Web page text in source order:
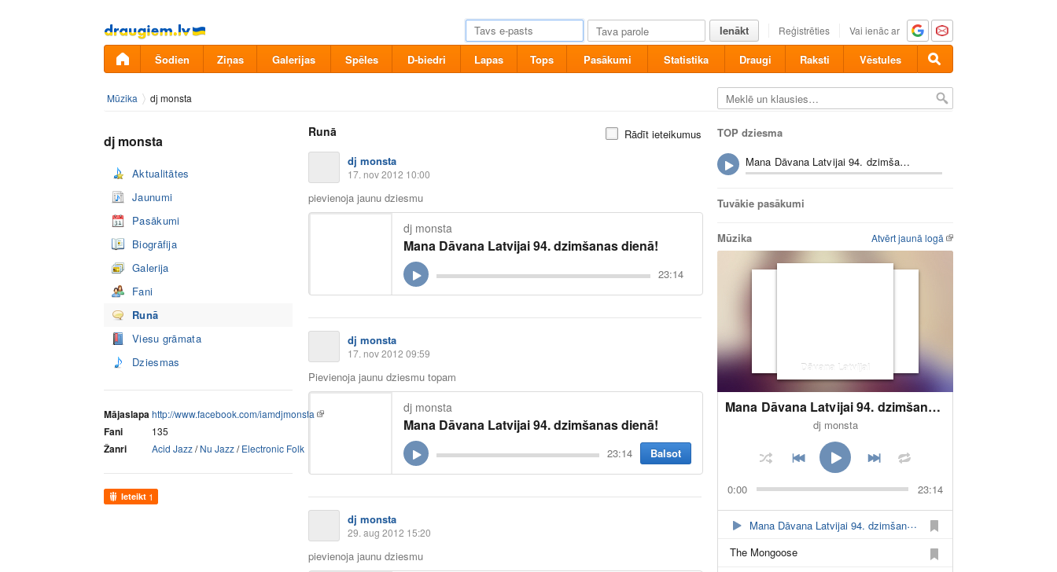
Pāriet
uz
saturu
Ienākt Reģistrēties Vai ienāc ar
Šodien Ziņas Galerijas Spēles D-biedri Lapas Tops Pasākumi Statistika Draugi Raksti Vēstules
Mūzika dj monsta
dj monsta
Aktualitātes
Jaunumi
Pasākumi
Biogrāfija
Galerija
Fani
Runā
Viesu grāmata
Dziesmas
Mājaslapahttp://www.facebook.com/iamdjmonsta
Fani 135
Žanri Acid Jazz/Nu Jazz/Electronic Folk
Ieteikt 1
Runā
Rādīt ieteikumus
dj monsta
17. nov 2012 10:00
pievienoja jaunu dziesmu
dj monsta
Mana Dāvana Latvijai 94. dzimšanas dienā!
23:14
dj monsta
17. nov 2012 09:59
Pievienoja jaunu dziesmu topam
dj monsta
Mana Dāvana Latvijai 94. dzimšanas dienā!
23:14 Balsot
dj monsta
29. aug 2012 15:20
pievienoja jaunu dziesmu
TOP dziesma
Mana Dāvana Latvijai 94. dzimšanas dienā!
Tuvākie pasākumi
Atvērt jaunā logā
Mūzika
Dāvana Latvijai
Mana Dāvana Latvijai 94. dzimšanas dienā!
dj monsta
0:00 23:14
Mana Dāvana Latvijai 94. dzimšanas dienā!
The Mongoose